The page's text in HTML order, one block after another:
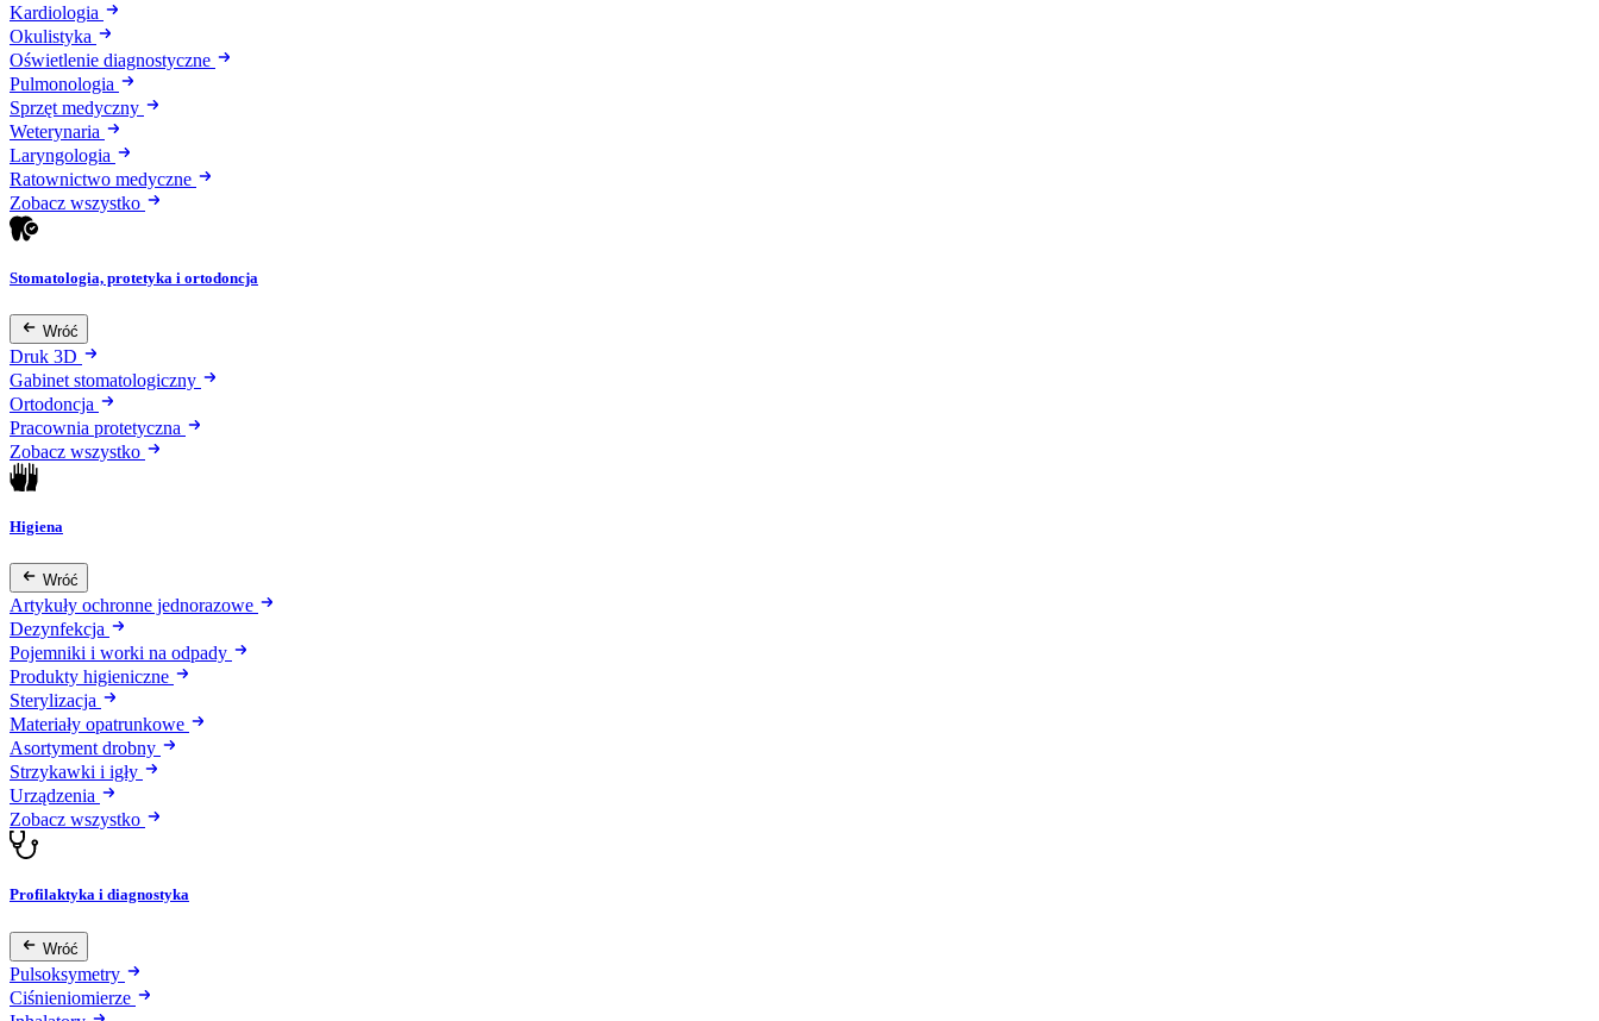
Kardiologia
Okulistyka
Oświetlenie diagnostyczne
Pulmonologia
Sprzęt medyczny
Weterynaria
Laryngologia
Ratownictwo medyczne
Zobacz wszystko
Stomatologia, protetyka i ortodoncja
Wróć
Druk 3D
Gabinet stomatologiczny
Ortodoncja
Pracownia protetyczna
Zobacz wszystko
Higiena
Wróć
Artykuły ochronne jednorazowe
Dezynfekcja
Pojemniki i worki na odpady
Produkty higieniczne
Sterylizacja
Materiały opatrunkowe
Asortyment drobny
Strzykawki i igły
Urządzenia
Zobacz wszystko
Profilaktyka i diagnostyka
Wróć
Pulsoksymetry
Ciśnieniomierze